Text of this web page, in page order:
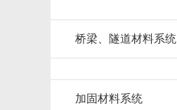
桥梁、隧道材料系统
加固材料系统